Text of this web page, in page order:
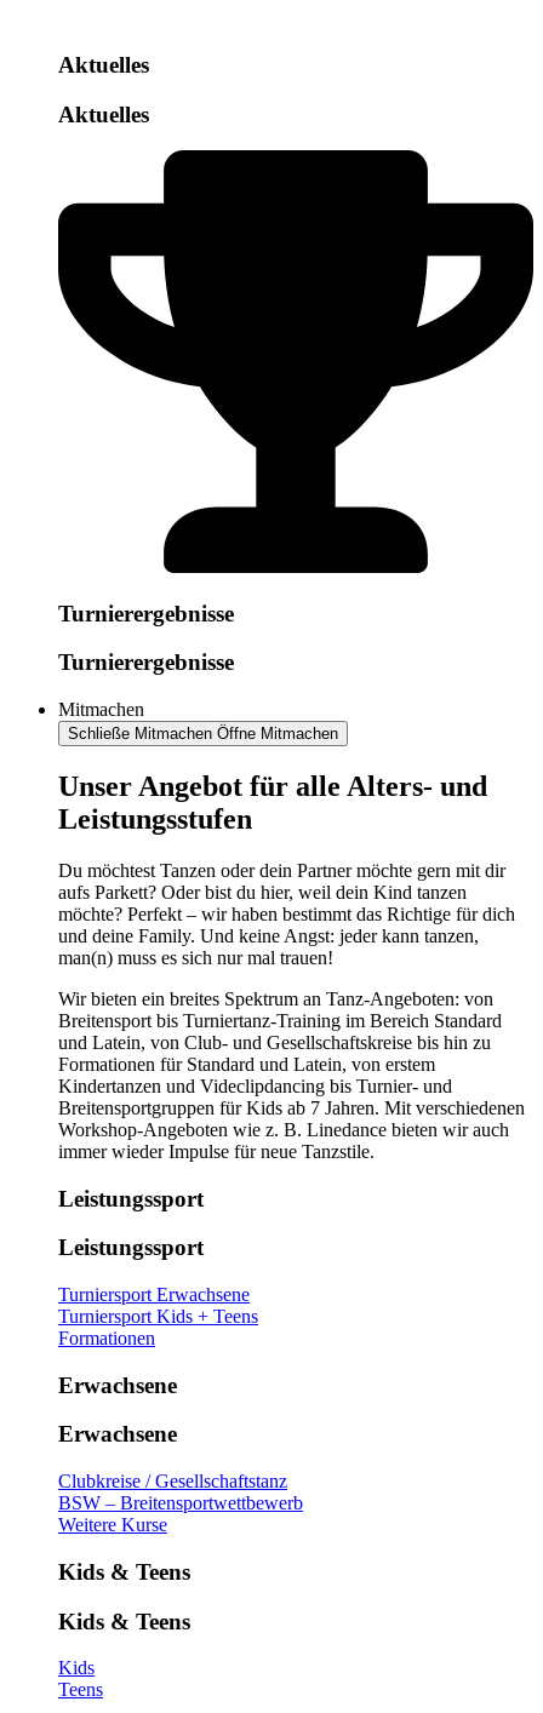
Aktuelles
Aktuelles
Turnierergebnisse
Turnierergebnisse
Mitmachen
Schließe Mitmachen Öffne Mitmachen
​​​Unser Angebot für alle Alters- und
Leistungsstufen
Du möchtest Tanzen oder dein Partner möchte gern mit dir
aufs Parkett? Oder bist du hier, weil dein Kind tanzen
möchte? Perfekt – wir haben bestimmt das Richtige für dich
und deine Family. Und keine Angst: jeder kann tanzen,
man(n) muss es sich nur mal trauen!
Wir bieten ein breites Spektrum an Tanz-Angeboten: von
Breitensport bis Turniertanz-Training im Bereich Standard
und Latein, von Club- und Gesellschaftskreise bis hin zu
Formationen für Standard und Latein, von erstem
Kindertanzen und Videclipdancing bis Turnier- und
Breitensportgruppen für Kids ab 7 Jahren. Mit verschiedenen
Workshop-Angeboten wie z. B. Linedance bieten wir auch
immer wieder Impulse für neue Tanzstile.
Leistungssport
Leistungssport
Turniersport Erwachsene
Turniersport Kids + Teens
Formationen
Erwachsene
Erwachsene
Clubkreise / Gesellschaftstanz
BSW – Breitensportwettbewerb
Weitere Kurse
Kids & Teens
Kids & Teens
Kids
Teens